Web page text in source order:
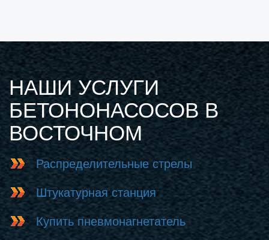
НАШИ УСЛУГИ
БЕТОНОНАСОСОВ В
ВОСТОЧНОМ
Распределительные стрелы
Штукатурная станция
Купить пневмонагнетатель